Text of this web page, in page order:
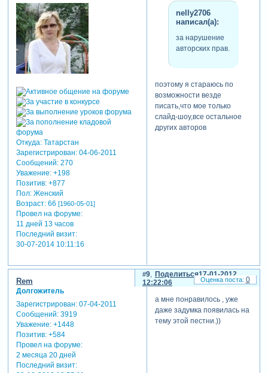
Откуда:Татарстан
Зарегистрирован: 04-06-2011
Сообщений:270
Уважение: +198
Позитив: +877
Пол:Женский
Возраст:66 [1960-05-01]
Провел на форуме:
11 дней 13 часов
Последний визит:
30-07-2014 10:11:16
nelly2706
написал(а):
за нарушение
авторских прав.
поэтому я стараюсь по
возможности везде
писать,что мое только
слайд-шоу,все остальное
других авторов
Поделиться
9
17-01-2012
12:22:06
Rem
Долгожитель
Зарегистрирован: 07-04-2011
Сообщений:3919
Уважение: +1448
Позитив: +584
Провел на форуме:
2 месяца 20 дней
Последний визит:
а мне понравилось , уже
даже задумка появилась на
тему этой пестни.))
0